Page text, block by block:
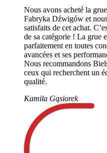
Nous avons acheté la
Fabryka Dźwigów et
satisfaits de cet achat.
de sa catégorie ! La grue
parfaitement en toutes
avancées et ses
Nous recommandons
ceux qui recherchent un
qualité.
Kamila Gąsiorek